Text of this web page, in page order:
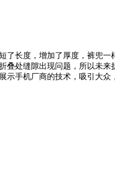
了长度，增加了厚度，裤兜一
叠处缝隙出现问题，所以未来
示手机厂商的技术，吸引大众